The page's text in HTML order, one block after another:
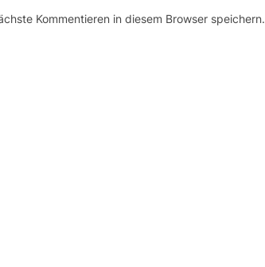
Kommentieren in diesem Browser speichern.